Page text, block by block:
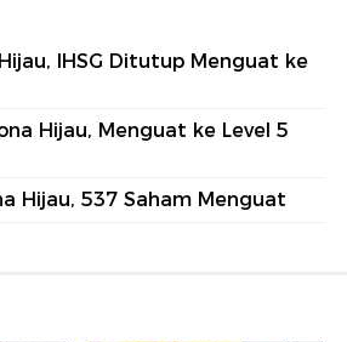
IHSG Ditutup Menguat ke
Hijau, Menguat ke Level 5
Hijau, 537 Saham Menguat